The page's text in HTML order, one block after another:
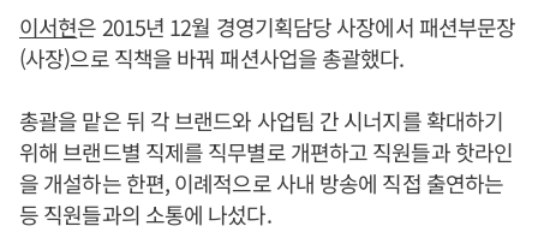
이서현은 2015년 12월 경영기획담당 사장에서 패션부문장
(사장)으로 직책을 바꿔 패션사업을 총괄했다.
총괄을 맡은 뒤 각 브랜드와 사업팀 간 시너지를 확대하기
위해 브랜드별 직제를 직무별로 개편하고 직원들과 핫라인
을 개설하는 한편, 이례적으로 사내 방송에 직접 출연하는
등 직원들과의 소통에 나섰다.